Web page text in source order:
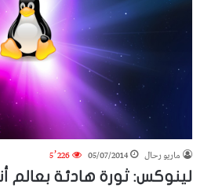
ماريو رحال 05/07/2014
5٬226
لينوكس: ثورة هادئة بعالم